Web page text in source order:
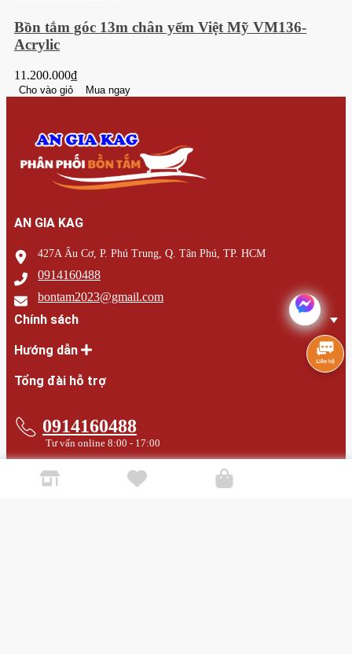
Acrylic
AN GIA KAG
427A Âu Cơ, P. Phú Trung, Q. Tân Phú, TP. HCM
0914160488
Chính sách
Hướng dẫn
Tổng đài hỗ trợ
0914160488
Tư vấn online 8:00 - 17:00